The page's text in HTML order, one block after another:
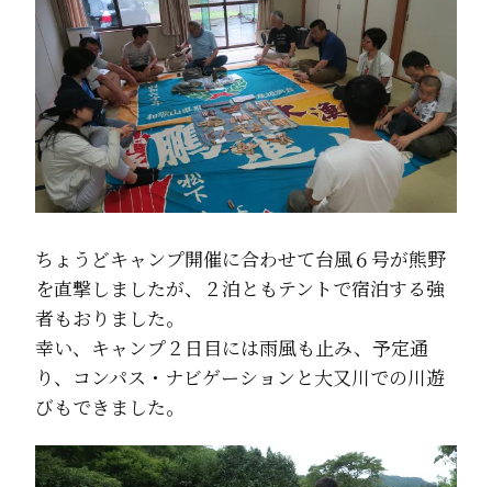
ちょうどキャンプ開催に合わせて台風６号が熊野
を直撃しましたが、２泊ともテントで宿泊する強
者もおりました。
幸い、キャンプ２日目には雨風も止み、予定通
り、コンパス・ナビゲーションと大又川での川遊
びもできました。